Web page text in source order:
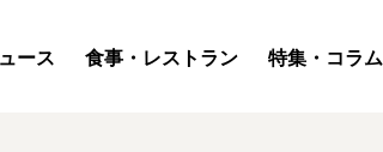
ース 食事・レストラン 特集・コラム